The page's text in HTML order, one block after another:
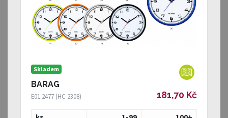
Skladem
BARAG
E01.2477 (HC 2308) 181,70 Kč